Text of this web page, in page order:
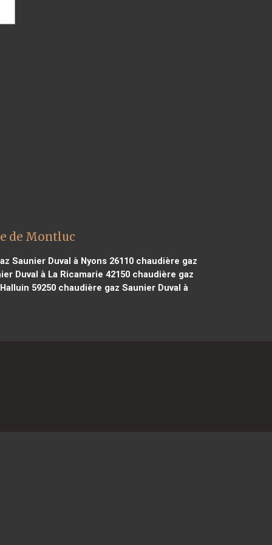
de Montluc
Saunier Duval à Nyons 26110chaudière gaz
Duval à La Ricamarie 42150 chaudière gaz
59250 chaudière gaz Saunier Duval à